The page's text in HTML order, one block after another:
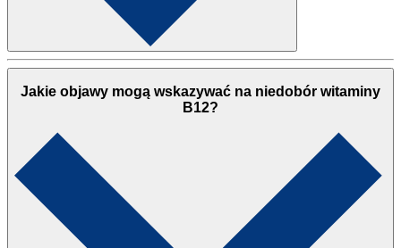
Jakie objawy mogą wskazywać na niedobór witaminy
B12?